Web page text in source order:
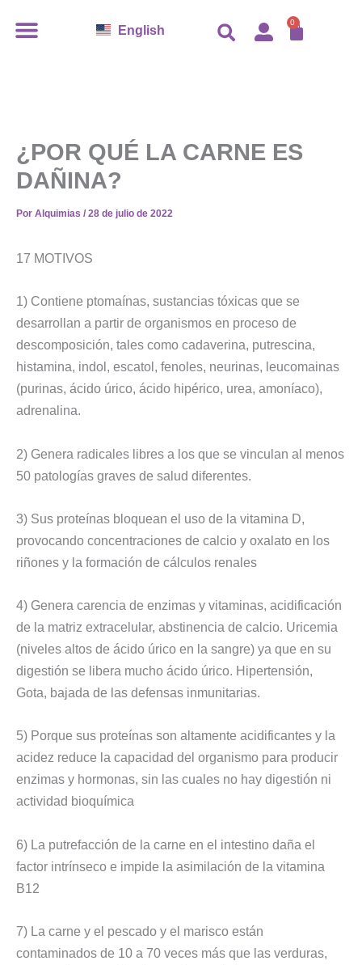
English 0
¿POR QUÉ LA CARNE ES
DAÑINA?
Por Alquimias / 28 de julio de 2022
17 MOTIVOS
1) Contiene ptomaínas, sustancias tóxicas que se
desarrollan a partir de organismos en proceso de
descomposición, tales como cadaverina, putrescina,
histamina, indol, escatol, fenoles, neurinas, leucomainas
(purinas, ácido úrico, ácido hipérico, urea, amoníaco),
adrenalina.
2) Genera radicales libres a los que se vinculan al menos
50 patologías graves de salud diferentes.
3) Sus proteínas bloquean el uso de la vitamina D,
provocando concentraciones de calcio y oxalato en los
riñones y la formación de cálculos renales
4) Genera carencia de enzimas y vitaminas, acidificación
de la matriz extracelular, abstinencia de calcio. Uricemia
(niveles altos de ácido úrico en la sangre) ya que en su
digestión se libera mucho ácido úrico. Hipertensión,
Gota, bajada de las defensas inmunitarias.
5) Porque sus proteínas son altamente acidificantes y la
acidez reduce la capacidad del organismo para producir
enzimas y hormonas, sin las cuales no hay digestión ni
actividad bioquímica
6) La putrefacción de la carne en el intestino daña el
factor intrínseco e impide la asimilación de la vitamina
B12
7) La carne y el pescado y el marisco están
contaminados de 10 a 70 veces más que las verduras,